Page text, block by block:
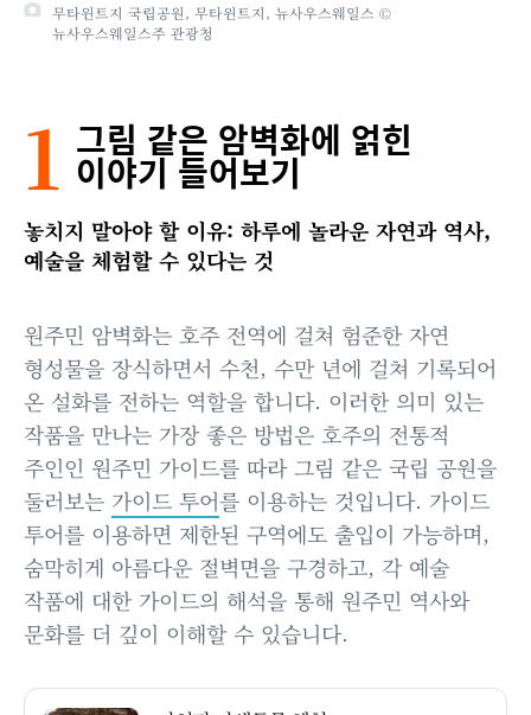
자라말리 록 아트 투어, 케이프 요크, 퀸즐랜드 © 퀸즐랜드주 관광청
1 그림 같은 암벽화에 얽힌
이야기 들어보기
놓치지 말아야 할 이유: 하루에 놀라운 자연과 역사,
예술을 체험할 수 있다는 것
원주민 암벽화는 호주 전역에 걸쳐 험준한 자연
형성물을 장식하면서 수천, 수만 년에 걸쳐 기록되어
온 설화를 전하는 역할을 합니다. 이러한 의미 있는
작품을 만나는 가장 좋은 방법은 호주의 전통적
주인인 원주민 가이드를 따라 그림 같은 국립 공원을
둘러보는 가이드 투어를 이용하는 것입니다. 가이드
투어를 이용하면 제한된 구역에도 출입이 가능하며,
숨막히게 아름다운 절벽면을 구경하고, 각 예술
작품에 대한 가이드의 해석을 통해 원주민 역사와
문화를 더 깊이 이해할 수 있습니다.